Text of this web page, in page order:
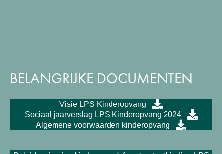
BELANGRIJKE DOCUMENTEN
Visie LPS Kinderopvang
Sociaal jaarverslag LPS Kinderopvang 2024
Algemene voorwaarden kinderopvang